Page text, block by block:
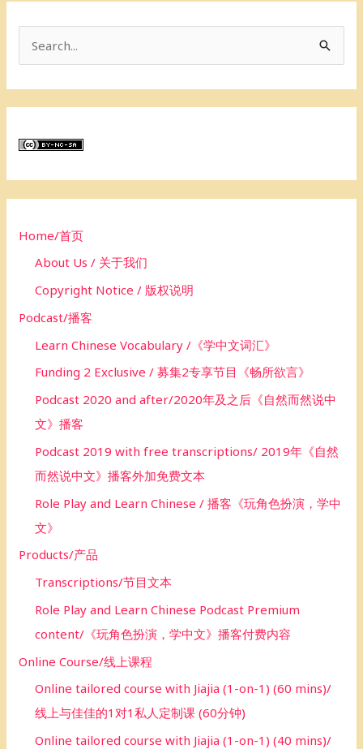
c
rHome/首页
About Us / 关于我们
Copyright Notice / 版权说明
Podcast/播客
Learn Chinese Vocabulary /《学中文词汇》
Funding 2 Exclusive / 募集2专享节目《畅所欲言》
Podcast 2020 and after/2020年及之后《自然而然说中
文》播客
Podcast 2019 with free transcriptions/ 2019年《自然
而然说中文》播客外加免费文本
Role Play and Learn Chinese / 播客《玩角色扮演，学中
文》
Products/产品
Transcriptions/节目文本
Role Play and Learn Chinese Podcast Premium
content/《玩角色扮演，学中文》播客付费内容
Online Course/线上课程
Online tailored course with Jiajia (1-on-1) (60 mins)/
线上与佳佳的1对1私人定制课 (60分钟)
Online tailored course with Jiajia (1-on-1) (40 mins)/